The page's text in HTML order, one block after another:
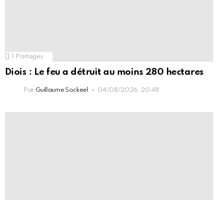
1 Partages
Diois : Le feu a détruit au moins 280 hectares
Par Guillaume Sockeel 04/08/2026, 20:48